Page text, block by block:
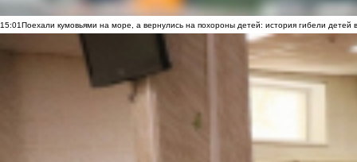
15:01Поехали кумовьями на море, а вернулись на похороны детей: история гибели детей